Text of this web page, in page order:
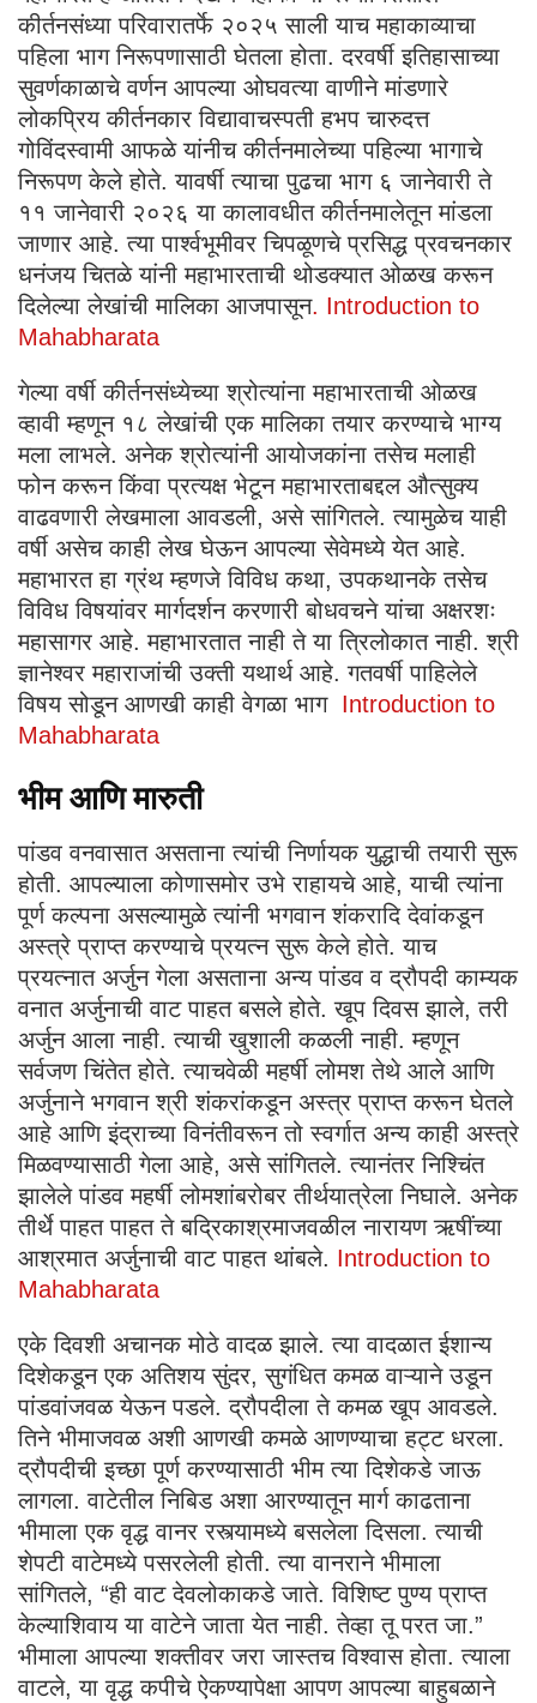
कीर्तनसंध्या परिवारातर्फे २०२५ साली याच महाकाव्याचा
पहिला भाग निरूपणासाठी घेतला होता. दरवर्षी इतिहासाच्या
सुवर्णकाळाचे वर्णन आपल्या ओघवत्या वाणीने मांडणारे
लोकप्रिय कीर्तनकार विद्यावाचस्पती हभप चारुदत्त
गोविंदस्वामी आफळे यांनीच कीर्तनमालेच्या पहिल्या भागाचे
निरूपण केले होते. यावर्षी त्याचा पुढचा भाग ६ जानेवारी ते
११ जानेवारी २०२६ या कालावधीत कीर्तनमालेतून मांडला
जाणार आहे. त्या पार्श्वभूमीवर चिपळूणचे प्रसिद्ध प्रवचनकार
धनंजय चितळे यांनी महाभारताची थोडक्यात ओळख करून
दिलेल्या लेखांची मालिका आजपासून. Introduction to
Mahabharata
गेल्या वर्षी कीर्तनसंध्येच्या श्रोत्यांना महाभारताची ओळख
व्हावी म्हणून १८ लेखांची एक मालिका तयार करण्याचे भाग्य
मला लाभले. अनेक श्रोत्यांनी आयोजकांना तसेच मलाही
फोन करून किंवा प्रत्यक्ष भेटून महाभारताबद्दल औत्सुक्य
वाढवणारी लेखमाला आवडली, असे सांगितले. त्यामुळेच याही
वर्षी असेच काही लेख घेऊन आपल्या सेवेमध्ये येत आहे.
महाभारत हा ग्रंथ म्हणजे विविध कथा, उपकथानके तसेच
विविध विषयांवर मार्गदर्शन करणारी बोधवचने यांचा अक्षरशः
महासागर आहे. महाभारतात नाही ते या त्रिलोकात नाही. श्री
ज्ञानेश्वर महाराजांची उक्ती यथार्थ आहे. गतवर्षी पाहिलेले
विषय सोडून आणखी काही वेगळा भाग Introduction to
Mahabharata
भीम आणि मारुती
पांडव वनवासात असताना त्यांची निर्णायक युद्धाची तयारी सुरू
होती. आपल्याला कोणासमोर उभे राहायचे आहे, याची त्यांना
पूर्ण कल्पना असल्यामुळे त्यांनी भगवान शंकरादि देवांकडून
अस्त्रे प्राप्त करण्याचे प्रयत्न सुरू केले होते. याच
प्रयत्नात अर्जुन गेला असताना अन्य पांडव व द्रौपदी काम्यक
वनात अर्जुनाची वाट पाहत बसले होते. खूप दिवस झाले, तरी
अर्जुन आला नाही. त्याची खुशाली कळली नाही. म्हणून
सर्वजण चिंतेत होते. त्याचवेळी महर्षी लोमश तेथे आले आणि
अर्जुनाने भगवान श्री शंकरांकडून अस्त्र प्राप्त करून घेतले
आहे आणि इंद्राच्या विनंतीवरून तो स्वर्गात अन्य काही अस्त्रे
मिळवण्यासाठी गेला आहे, असे सांगितले. त्यानंतर निश्चिंत
झालेले पांडव महर्षी लोमशांबरोबर तीर्थयात्रेला निघाले. अनेक
तीर्थे पाहत पाहत ते बद्रिकाश्रमाजवळील नारायण ऋषींच्या
आश्रमात अर्जुनाची वाट पाहत थांबले. Introduction to
Mahabharata
एके दिवशी अचानक मोठे वादळ झाले. त्या वादळात ईशान्य
दिशेकडून एक अतिशय सुंदर, सुगंधित कमळ वाऱ्याने उडून
पांडवांजवळ येऊन पडले. द्रौपदीला ते कमळ खूप आवडले.
तिने भीमाजवळ अशी आणखी कमळे आणण्याचा हट्ट धरला.
द्रौपदीची इच्छा पूर्ण करण्यासाठी भीम त्या दिशेकडे जाऊ
लागला. वाटेतील निबिड अशा आरण्यातून मार्ग काढताना
भीमाला एक वृद्ध वानर रस्त्यामध्ये बसलेला दिसला. त्याची
शेपटी वाटेमध्ये पसरलेली होती. त्या वानराने भीमाला
सांगितले, “ही वाट देवलोकाकडे जाते. विशिष्ट पुण्य प्राप्त
केल्याशिवाय या वाटेने जाता येत नाही. तेव्हा तू परत जा.”
भीमाला आपल्या शक्तीवर जरा जास्तच विश्वास होता. त्याला
वाटले, या वृद्ध कपीचे ऐकण्यापेक्षा आपण आपल्या बाहुबळाने